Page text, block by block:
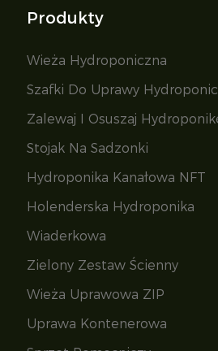
Produkty
Wieża Hydroponiczna
Szafki Do Uprawy
Zalewaj I Osuszaj
Stojak Na Sadzonki
Hydroponika Kanałowa NFT
Holenderska Hydroponika
Wiaderkowa
Zielony Zestaw Ścienny
Wieża Uprawowa ZIP
Uprawa Kontenerowa